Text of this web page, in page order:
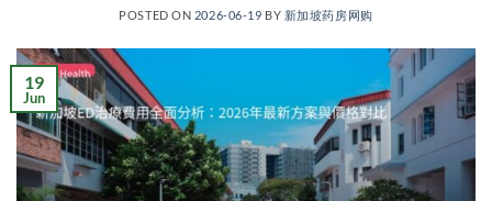
POSTED ON 2026-06-19 BY 新加坡药房网购
19
Jun